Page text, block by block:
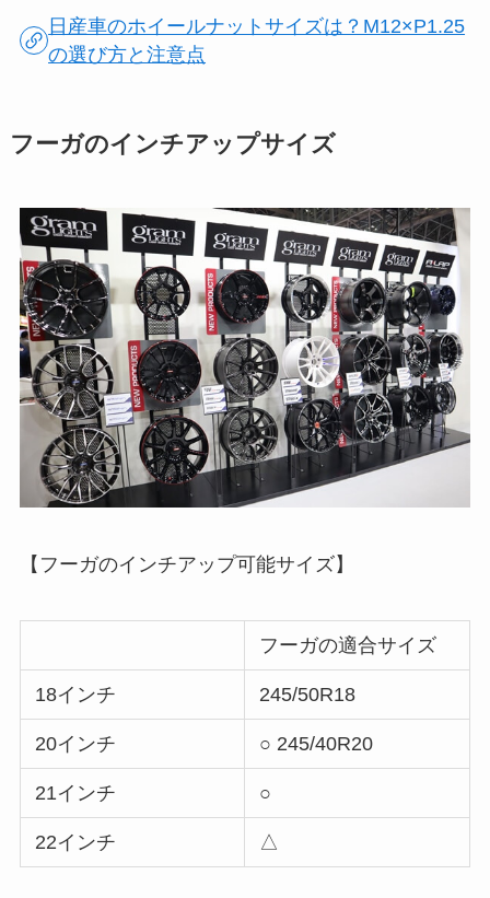
日産車のホイールナットサイズは？M12×P1.25
の選び方と注意点
フーガのインチアップサイズ
【フーガのインチアップ可能サイズ】
フーガの適合サイズ
18インチ 245/50R18
20インチ ○ 245/40R20
21インチ ○
22インチ △